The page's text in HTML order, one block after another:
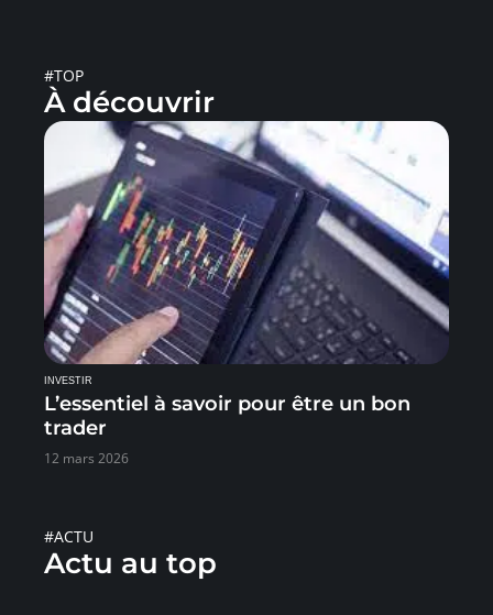
#TOP
À découvrir
INVESTIR
L’essentiel à savoir pour être un bon
trader
12 mars 2026
#ACTU
Actu au top